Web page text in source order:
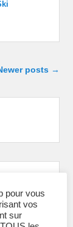
posts →
pour vous
vos
sur